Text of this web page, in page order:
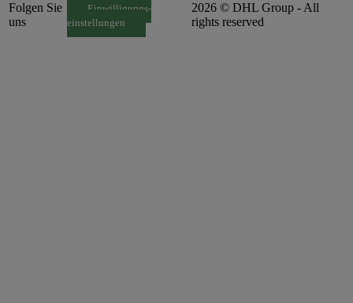
Folgen Sie
uns
Einwilligungs-
einstellungen
2026 © DHL Group - All
rights reserved